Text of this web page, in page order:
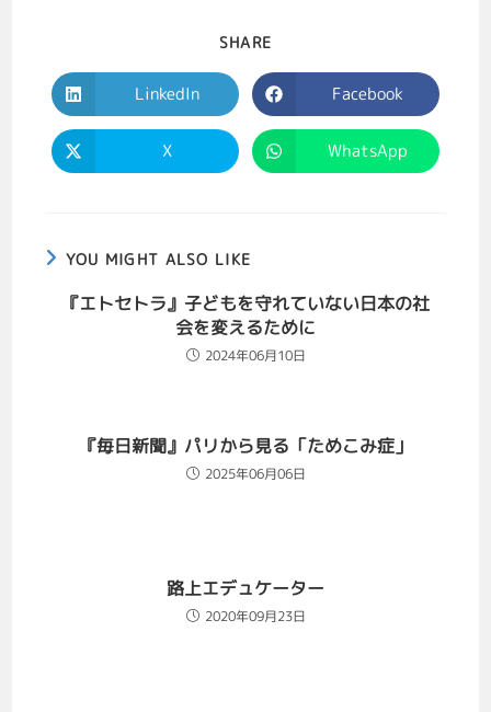
SHARE
LinkedIn Facebook
X WhatsApp
YOU MIGHT ALSO LIKE
『エトセトラ』子どもを守れていない日本の社
会を変えるために
2024年06月10日
『毎日新聞』パリから見る「ためこみ症」
2025年06月06日
路上エデュケーター
2020年09月23日